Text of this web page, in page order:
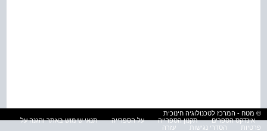
© מטח - המרכז לטכנולוגיה חינוכית
אינדקס הספרים
תקנון הספרייה על הספרייה
תנאי שימוש באתר והגנה על
פרטיות
הסדרי נגישות עזרה